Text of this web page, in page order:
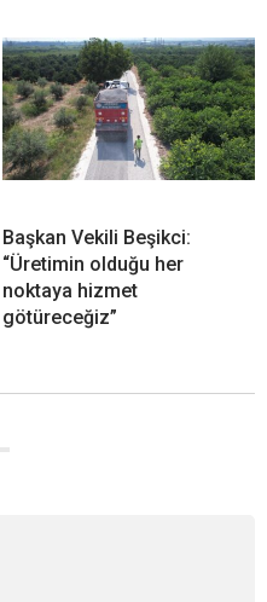
Başkan Vekili Beşikci:
“Üretimin olduğu her
noktaya hizmet
götüreceğiz”